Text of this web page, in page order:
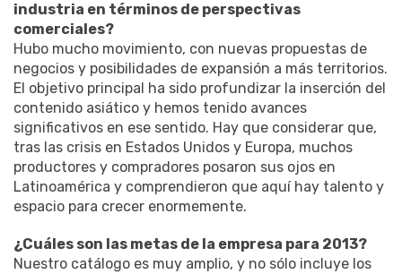
industria en términos de perspectivas
comerciales?
Hubo mucho movimiento, con nuevas propuestas de
negocios y posibilidades de expansión a más territorios.
El objetivo principal ha sido profundizar la inserción del
contenido asiático y hemos tenido avances
significativos en ese sentido. Hay que considerar que,
tras las crisis en Estados Unidos y Europa, muchos
productores y compradores posaron sus ojos en
Latinoamérica y comprendieron que aquí hay talento y
espacio para crecer enormemente.
¿Cuáles son las metas de la empresa para 2013?
Nuestro catálogo es muy amplio, y no sólo incluye los